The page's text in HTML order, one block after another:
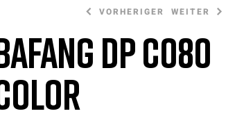
VORHERIGER WEITER
DP C080
Color